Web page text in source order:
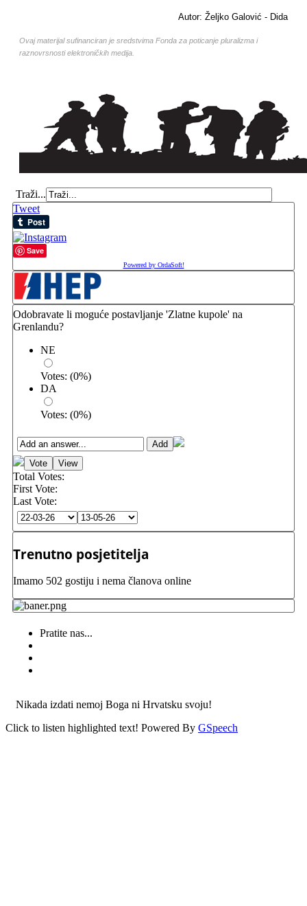
Autor: Željko Galović - Dida
Ovaj materijal sufinanciran je sredstvima Fonda za poticanje pluralizma i
raznovrsnosti elektroničkih medija.
Traži...
Tweet
Save
Powered by OrdaSoft!
Odobravate li moguće postavljanje 'Zlatne kupole' na
Grenlandu?
NE
Votes: (0%)
DA
Votes: (0%)
Total Votes:
First Vote:
Last Vote:
Trenutno posjetitelja
Imamo 502 gostiju i nema članova online
Pratite nas...
Nikada izdati nemoj Boga ni Hrvatsku svoju!
Click to listen highlighted text! Powered By GSpeech